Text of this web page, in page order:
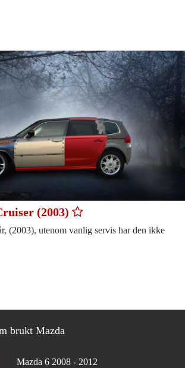
(2003)
(2003), utenom vanlig servis har den ikke
brukt Mazda
Mazda 6 2008 - 2012